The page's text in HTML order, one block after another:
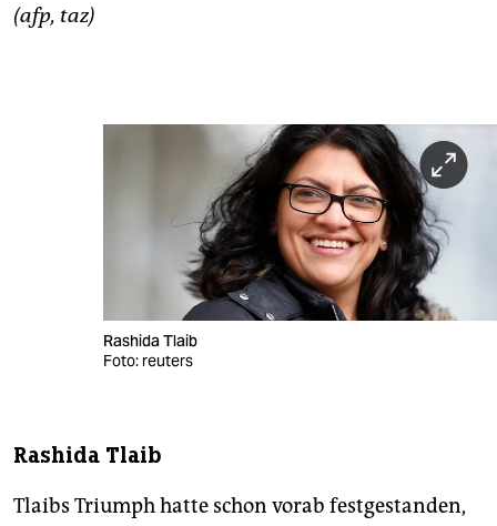
(afp, taz)
Rashida Tlaib
Foto: reuters
Rashida Tlaib
Tlaibs Triumph hatte schon vorab festgestanden,